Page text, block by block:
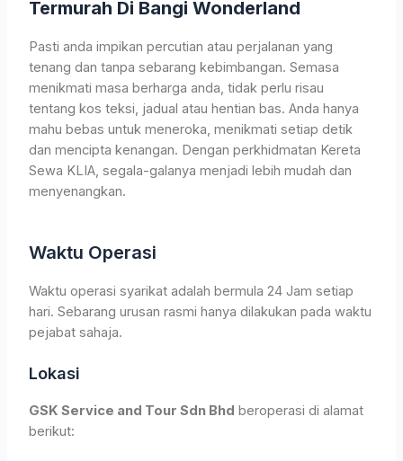
Termurah Di Bangi Wonderland
Pasti anda impikan percutian atau perjalanan yang
tenang dan tanpa sebarang kebimbangan. Semasa
menikmati masa berharga anda, tidak perlu risau
tentang kos teksi, jadual atau hentian bas. Anda hanya
mahu bebas untuk meneroka, menikmati setiap detik
dan mencipta kenangan. Dengan perkhidmatan Kereta
Sewa KLIA, segala-galanya menjadi lebih mudah dan
menyenangkan.
Waktu Operasi
Waktu operasi syarikat adalah bermula 24 Jam setiap
hari. Sebarang urusan rasmi hanya dilakukan pada waktu
pejabat sahaja.
Lokasi
GSK Service and Tour Sdn Bhd beroperasi di alamat
berikut: